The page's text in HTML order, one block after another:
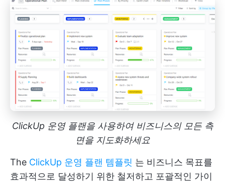
ClickUp 운영 플랜을 사용하여 비즈니스의 모든 측
면을 지도화하세요
The ClickUp 운영 플랜 템플릿 는 비즈니스 목표를
효과적으로 달성하기 위한 철저하고 포괄적인 가이